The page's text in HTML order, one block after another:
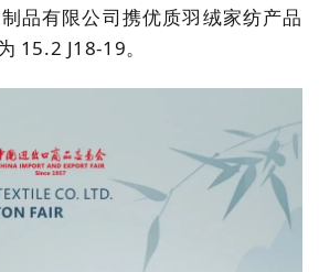
品有限公司携优质羽绒家纺产品
15.2 J18-19。